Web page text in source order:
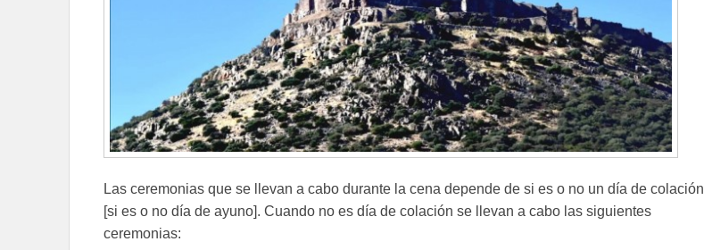
Las ceremonias que se llevan a cabo durante la cena depende de si es o no un día de colación
[si es o no día de ayuno]. Cuando no es día de colación se llevan a cabo las siguientes
ceremonias: